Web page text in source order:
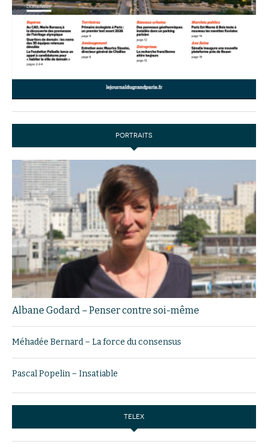
PORTRAITS
Albane Godard – Penser contre soi-même
Méhadée Bernard – La force du consensus
Pascal Popelin – Insatiable
TELEX